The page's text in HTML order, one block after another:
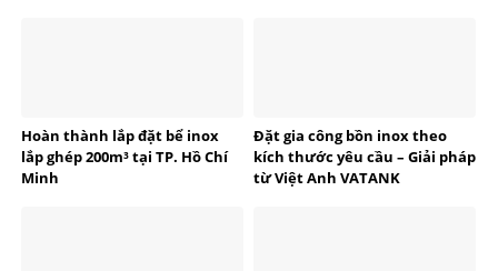
Hoàn thành lắp đặt bể inox
lắp ghép 200m³ tại TP. Hồ Chí
Minh
Đặt gia công bồn inox theo
kích thước yêu cầu – Giải pháp
từ Việt Anh VATANK